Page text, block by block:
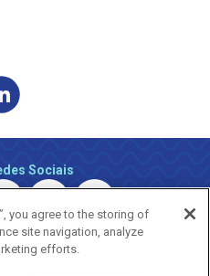
Sociais
you agree to the storing of
site navigation, analyze
efforts.